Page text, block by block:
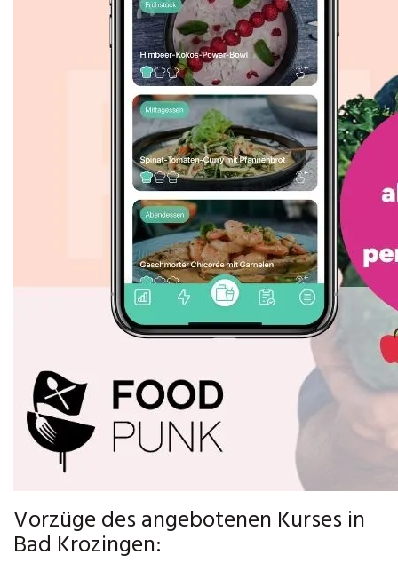
Vorzüge des angebotenen Kurses in
Bad Krozingen: